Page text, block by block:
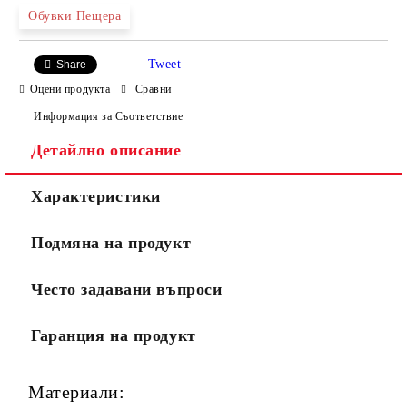
Ние ще се свържем с вас в рамките на работния ден.
Обувки Пещера
Share Tweet
Оцени продукта Сравни
Информация за Съответствие
Детайлно описание
Характеристики
Подмяна на продукт
Често задавани въпроси
Гаранция на продукт
Материали: